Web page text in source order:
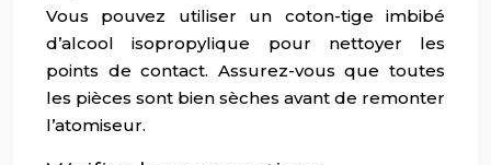
Vous pouvez utiliser un coton-tige imbibé
d’alcool isopropylique pour nettoyer les
points de contact. Assurez-vous que toutes
les pièces sont bien sèches avant de remonter
l’atomiseur.